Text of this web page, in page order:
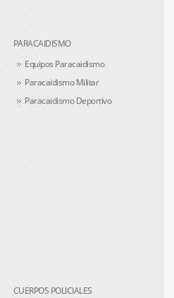
PARACAIDISMO
Equipos Paracaidismo
Paracaidismo Militar
Paracaidismo Deportivo
CUERPOS POLICIALES